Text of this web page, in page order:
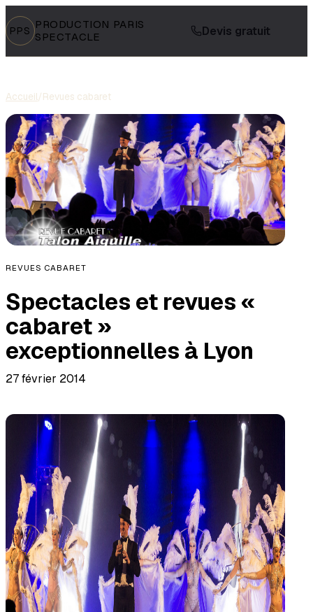
PPS PRODUCTION PARIS
SPECTACLE
Devis gratuit
Accueil/Revues cabaret
REVUES CABARET
Spectacles et revues «
cabaret »
exceptionnelles à Lyon
27 février 2014